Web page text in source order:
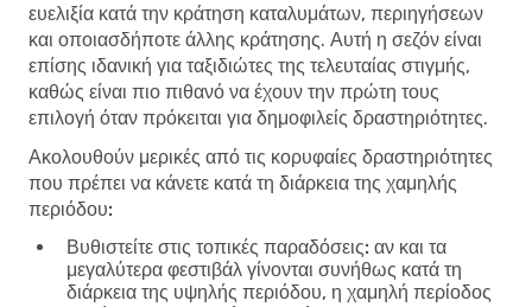
ευελιξία κατά την κράτηση καταλυμάτων, περιηγήσεων
και οποιασδήποτε άλλης κράτησης. Αυτή η σεζόν είναι
επίσης ιδανική για ταξιδιώτες της τελευταίας στιγμής,
καθώς είναι πιο πιθανό να έχουν την πρώτη τους
επιλογή όταν πρόκειται για δημοφιλείς δραστηριότητες.
Ακολουθούν μερικές από τις κορυφαίες δραστηριότητες
που πρέπει να κάνετε κατά τη διάρκεια της χαμηλής
περιόδου:
Βυθιστείτε στις τοπικές παραδόσεις: αν και τα
μεγαλύτερα φεστιβάλ γίνονται συνήθως κατά τη
διάρκεια της υψηλής περιόδου, η χαμηλή περίοδος